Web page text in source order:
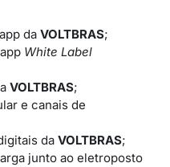
da VOLTBRAS;
White Label
VOLTBRAS;
e canais de
da VOLTBRAS;
junto ao eletroposto